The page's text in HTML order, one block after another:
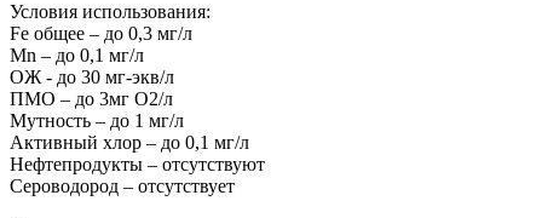
Условия использования:
Fe общее – до 0,3 мг/л
Mn – до 0,1 мг/л
ОЖ - до 30 мг-экв/л
ПМО – до 3мг О2/л
Мутность – до 1 мг/л
Активный хлор – до 0,1 мг/л
Нефтепродукты – отсутствуют
Сероводород – отсутствует